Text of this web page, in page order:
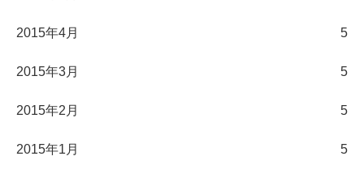
2015年4月 5
2015年3月 5
2015年2月 5
2015年1月 5